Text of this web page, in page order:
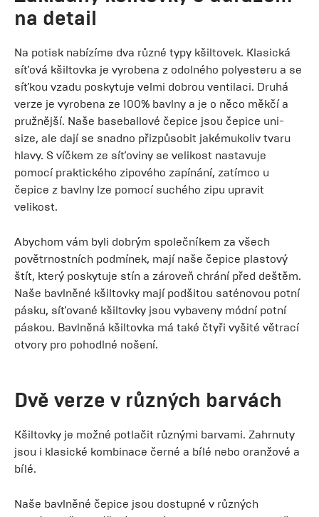
na detail
Na potisk nabízíme dva různé typy kšiltovek. Klasická
síťová kšiltovka je vyrobena z odolného polyesteru a se
síťkou vzadu poskytuje velmi dobrou ventilaci. Druhá
verze je vyrobena ze 100% bavlny a je o něco měkčí a
pružnější. Naše baseballové čepice jsou čepice uni-
size, ale dají se snadno přizpůsobit jakémukoliv tvaru
hlavy. S víčkem ze síťoviny se velikost nastavuje
pomocí praktického zipového zapínání, zatímco u
čepice z bavlny lze pomocí suchého zipu upravit
velikost.
Abychom vám byli dobrým společníkem za všech
povětrnostních podmínek, mají naše čepice plastový
štít, který poskytuje stín a zároveň chrání před deštěm.
Naše bavlněné kšiltovky mají podšitou saténovou potní
pásku, síťované kšiltovky jsou vybaveny módní potní
páskou. Bavlněná kšiltovka má také čtyři vyšité větrací
otvory pro pohodlné nošení.
Dvě verze v různých barvách
Kšiltovky je možné potlačit různými barvami. Zahrnuty
jsou i klasické kombinace černé a bílé nebo oranžové a
bílé.
Naše bavlněné čepice jsou dostupné v různých